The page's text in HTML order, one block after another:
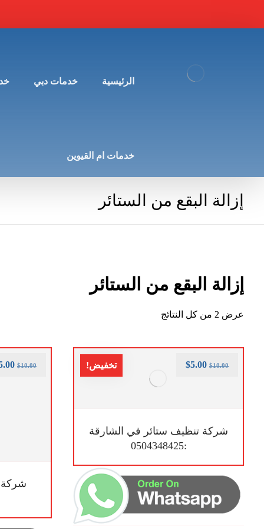
الرئيسية خدمات دبي
خدمات ام القيوين
إزالة البقع من الستائر
إزالة البقع من الستائر
عرض ⁦2⁩ من كل النتائج
تخفيض!
شركة تنظيف ستائر في الشارقة
:0504348425
$10.00
$5.00
شركة
$10.00